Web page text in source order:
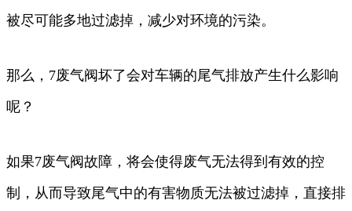
被尽可能多地过滤掉，减少对环境的污染。
那么，7废气阀坏了会对车辆的尾气排放产生什么影响
呢？
如果7废气阀故障，将会使得废气无法得到有效的控
制，从而导致尾气中的有害物质无法被过滤掉，直接排